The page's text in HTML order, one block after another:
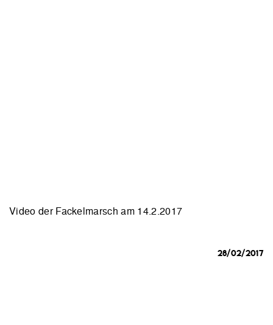
Video der Fackelmarsch am 14.2.2017
28/02/2017